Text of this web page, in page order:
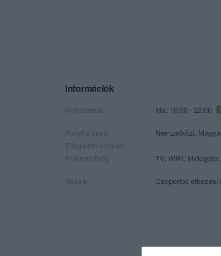
Információk
Nyitvatartás: Ma: 10:00 - 22:00
Konyha típus: Nemzetközi,
Elfogadott kártyák:
Felszereltség:
TV, WIFI,
Rólunk: Csoportos étkezési